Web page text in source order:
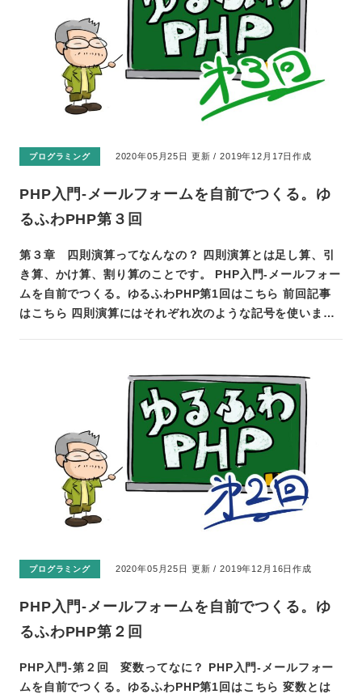
プログラミング 2020年05月25日 更新 / 2019年12月17日作成
PHP入門-メールフォームを自前でつくる。ゆ
るふわPHP第３回
第３章 四則演算ってなんなの？ 四則演算とは足し算、引
き算、かけ算、割り算のことです。 PHP入門-メールフォー
ムを自前でつくる。ゆるふわPHP第1回はこちら 前回記事
はこちら 四則演算にはそれぞれ次のような記号を使いま…
プログラミング 2020年05月25日 更新 / 2019年12月16日作成
PHP入門-メールフォームを自前でつくる。ゆ
るふわPHP第２回
PHP入門-第２回 変数ってなに？ PHP入門-メールフォー
ムを自前でつくる。ゆるふわPHP第1回はこちら 変数とは